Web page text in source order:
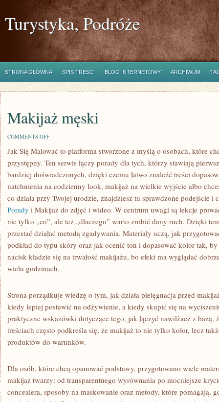
Turystyka, Podróże
STRONA GŁÓWNA SPIS TREŚCI BLOG INTERNETOWY ARCHIWUM
Makijaż męski
COMMENTS OFFON
MĘSKI
Jak Się Malować to platforma stworzone z myślą o osobach, które
przystępny. Ten serwis łączy porady dla tych, którzy stawiają
bardziej doświadczonych, dzięki czemu łatwo znaleźć treści
natchnienia na codzienny look, makijaż na wielkie wyjście albo
co działa przy Twojej urodzie, znajdziesz tu sprawdzone podejście i
Porady i Makijaż do zdjęć i wideo. W centrum uwagi są lekcje
nie tylko „co”, ale też „dlaczego” warto zrobić dany ruch. Dzięki
przestać działać metodą zgadywania. Materiały uczą, jak
podkład do typu skóry oraz jak ocenić ton i dopasować kolor tak, by
nacisk kładzie się na trwałość makijażu, bo efekt ma wyglądać
wielu godzinach.
Strona porządkuje wiedzę o tym, jak działa pielęgnacja przed
kiedy lepiej postawić na odżywienie, a kiedy skupić się na
praktyczne wskazówki dotyczące tego, jak łączyć nawilżacz z
treściach często podkreśla się, że makijaż to nie tylko kolor, lecz
produktów do warunków.
Dla osób, które chcą opanować podstawy, przygotowano wiele
makijaż twarzy: od transparentnego wyrównania po mocniejsze
concealera, sposoby na maskowanie oraz metody, które pomagają,